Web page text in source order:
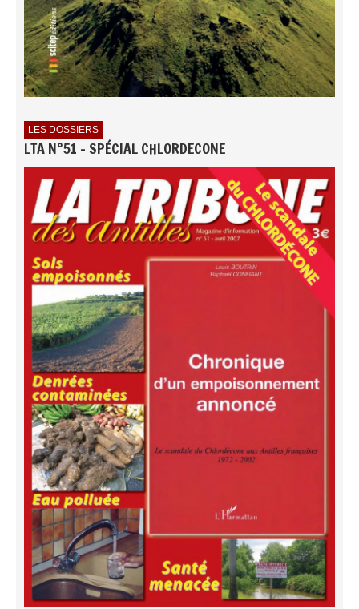
LES DOSSIERS
LTA N°51 - SPÉCIAL CHLORDECONE